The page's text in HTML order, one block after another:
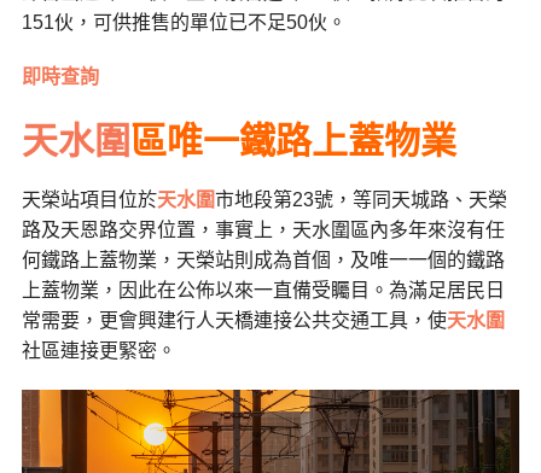
151伙，可供推售的單位已不足50伙。
即時查詢
天水圍區唯一鐵路上蓋物業
天榮站項目位於天水圍市地段第23號，等同天城路、天榮
路及天恩路交界位置，事實上，天水圍區內多年來沒有任
何鐵路上蓋物業，天榮站則成為首個，及唯一一個的鐵路
上蓋物業，因此在公佈以來一直備受矚目。為滿足居民日
常需要，更會興建行人天橋連接公共交通工具，使天水圍
社區連接更緊密。